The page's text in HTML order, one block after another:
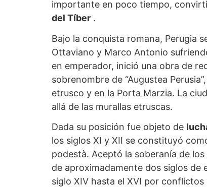
importante en poco tiempo,
del Tíber .
Bajo la conquista romana, Perugia
Ottaviano y Marco Antonio
en emperador, inició una obra de
sobrenombre de “Augustea
etrusco y en la Porta Marzia. La
allá de las murallas etruscas.
Dada su posición fue objeto de
los siglos XI y XII se constituyó
podestà. Aceptó la soberanía de
de aproximadamente dos siglos de
siglo XIV hasta el XVI por